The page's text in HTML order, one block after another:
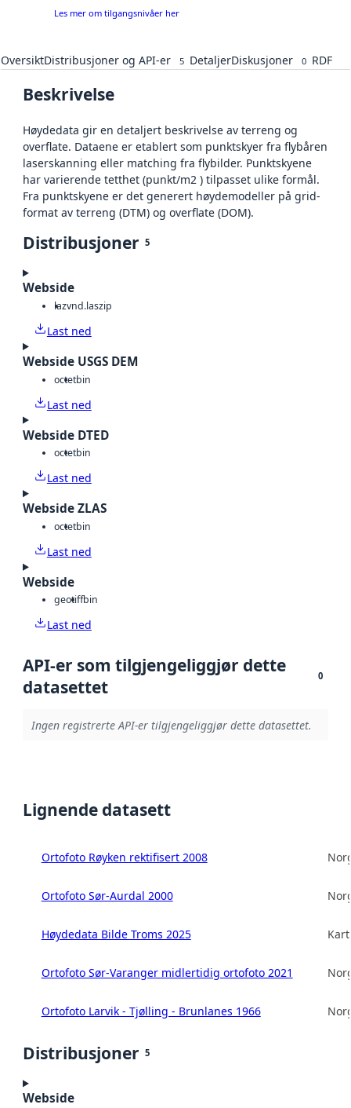
Les mer om tilgangsnivåer her
OversiktDistribusjoner og API-er 5 DetaljerDiskusjoner 0 RDF
Beskrivelse
Høydedata gir en detaljert beskrivelse av terreng og
overflate. Dataene er etablert som punktskyer fra flybåren
laserskanning eller matching fra flybilder. Punktskyene
har varierende tetthet (punkt/m2 ) tilpasset ulike formål.
Fra punktskyene er det generert høydemodeller på grid-
format av terreng (DTM) og overflate (DOM).
Distribusjoner 5
Webside
lazvnd.laszip
Last ned
Webside USGS DEM
octetbin
Last ned
Webside DTED
octetbin
Last ned
Webside ZLAS
octetbin
Last ned
Webside
geotiffbin
Last ned
API-er som tilgjengeliggjør dette
datasettet
0
Ingen registrerte API-er tilgjengeliggjør dette datasettet.
Lignende datasett
Ortofoto Røyken rektifisert 2008
Ortofoto Sør-Aurdal 2000
Høydedata Bilde Troms 2025
Ortofoto Sør-Varanger midlertidig ortofoto 2021
Ortofoto Larvik - Tjølling - Brunlanes 1966
Distribusjoner 5
Webside